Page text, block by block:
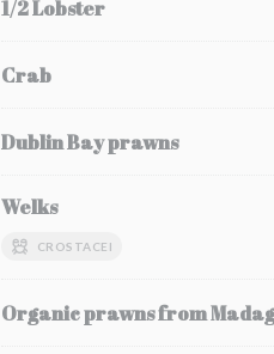
1/2 Lobster
Crab
Dublin Bay prawns
Welks
CROSTACEI
Organic prawns from